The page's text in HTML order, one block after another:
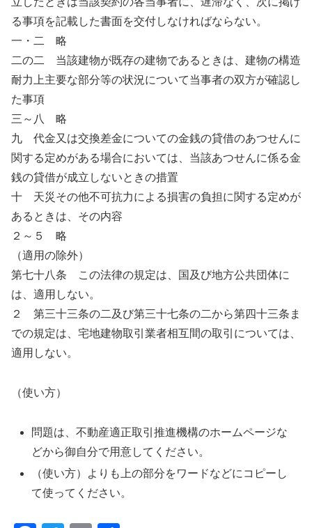
る事項を記載した書面を交付しなければならない。
一・二 略
二の二 当該建物が既存の建物であるときは、建物の構造
耐力上主要な部分等の状況について当事者の双方が確認し
た事項
三～八 略
九 代金又は交換差金についての金銭の貸借のあつせんに
関する定めがある場合においては、当該あつせんに係る金
銭の貸借が成立しないときの措置
十 天災その他不可抗力による損害の負担に関する定めが
あるときは、その内容
２～５ 略
（適用の除外）
第七十八条 この法律の規定は、国及び地方公共団体に
は、適用しない。
２ 第三十三条の二及び第三十七条の二から第四十三条ま
での規定は、宅地建物取引業者相互間の取引については、
適用しない。
（使い方）
問題は、不動産適正取引推進機構のホームページな
どから御自分で用意してください。
（使い方）よりも上の部分をワードなどにコピーし
て使ってください。